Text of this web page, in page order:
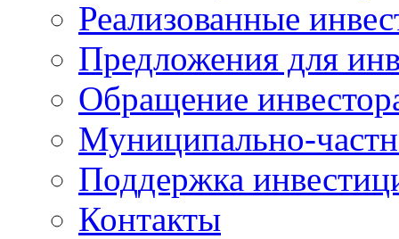
Реализованные
Предложения для
Обращение
Муниципально-
Поддержка
Контакты